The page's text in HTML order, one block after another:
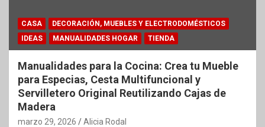
CASA
DECORACIÓN, MUEBLES Y ELECTRODOMÉSTICOS
IDEAS
MANUALIDADES HOGAR TIENDA
Manualidades para la Cocina: Crea tu Mueble
para Especias, Cesta Multifuncional y
Servilletero Original Reutilizando Cajas de
Madera
marzo 29, 2026 Alicia Rodal